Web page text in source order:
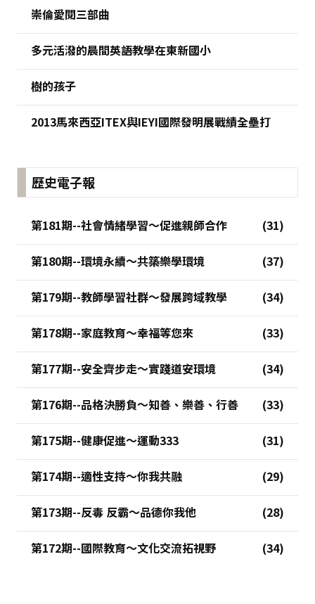
崇倫愛閱三部曲
多元活潑的晨間英語教學在東新國小
樹的孩子
2013馬來西亞ITEX與IEYI國際發明展戰績全壘打
歷史電子報
第181期--社會情緒學習～促進親師合作
第180期--環境永續～共築樂學環境
第179期--教師學習社群～發展跨域教學
第178期--家庭教育～幸福等您來
第177期--安全齊步走～實踐道安環境
第176期--品格決勝負～知善、樂善、行善
第175期--健康促進～運動333
第174期--適性支持～你我共融
第173期--反毒 反霸～品德你我他
第172期--國際教育～文化交流拓視野